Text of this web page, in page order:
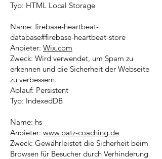
Typ: HTML Local Storage
Name: firebase-heartbeat-
database#firebase-heartbeat-store
Anbieter: Wix.com
Zweck: Wird verwendet, um Spam zu
erkennen und die Sicherheit der Webseite
zu verbessern.
Ablauf: Persistent
Typ: IndexedDB
Name: hs
Anbieter: www.batz-coaching.de
Zweck: Gewährleistet die Sicherheit beim
Browsen für Besucher durch Verhinderung